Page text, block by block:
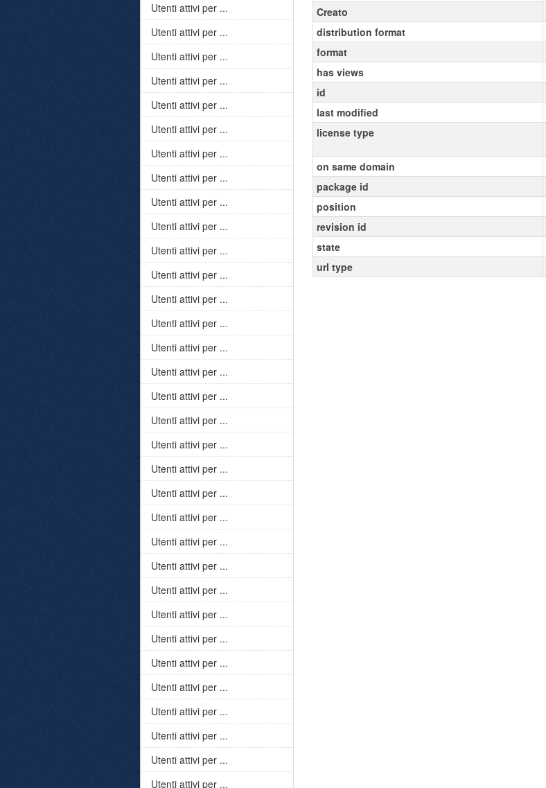
Creato
distribution format
format
has views
id
last modified
license type
on same domain
package id
position
revision id
state
url type
Utenti attivi per ...
Utenti attivi per ...
Utenti attivi per ...
Utenti attivi per ...
Utenti attivi per ...
Utenti attivi per ...
Utenti attivi per ...
Utenti attivi per ...
Utenti attivi per ...
Utenti attivi per ...
Utenti attivi per ...
Utenti attivi per ...
Utenti attivi per ...
Utenti attivi per ...
Utenti attivi per ...
Utenti attivi per ...
Utenti attivi per ...
Utenti attivi per ...
Utenti attivi per ...
Utenti attivi per ...
Utenti attivi per ...
Utenti attivi per ...
Utenti attivi per ...
Utenti attivi per ...
Utenti attivi per ...
Utenti attivi per ...
Utenti attivi per ...
Utenti attivi per ...
Utenti attivi per ...
Utenti attivi per ...
Utenti attivi per ...
Utenti attivi per ...
Utenti attivi per ...